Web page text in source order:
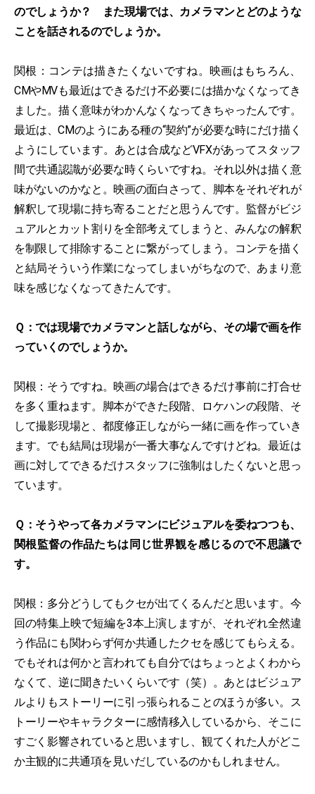
のでしょうか？ また現場では、カメラマンとどのような
ことを話されるのでしょうか。
関根：コンテは描きたくないですね。映画はもちろん、
CMやMVも最近はできるだけ不必要には描かなくなってき
ました。描く意味がわかんなくなってきちゃったんです。
最近は、CMのようにある種の“契約”が必要な時にだけ描く
ようにしています。あとは合成などVFXがあってスタッフ
間で共通認識が必要な時くらいですね。それ以外は描く意
味がないのかなと。映画の面白さって、脚本をそれぞれが
解釈して現場に持ち寄ることだと思うんです。監督がビジ
ュアルとカット割りを全部考えてしまうと、みんなの解釈
を制限して排除することに繋がってしまう。コンテを描く
と結局そういう作業になってしまいがちなので、あまり意
味を感じなくなってきたんです。
Ｑ：では現場でカメラマンと話しながら、その場で画を作
っていくのでしょうか。
関根：そうですね。映画の場合はできるだけ事前に打合せ
を多く重ねます。脚本ができた段階、ロケハンの段階、そ
して撮影現場と、都度修正しながら一緒に画を作っていき
ます。でも結局は現場が一番大事なんですけどね。最近は
画に対してできるだけスタッフに強制はしたくないと思っ
ています。
Ｑ：そうやって各カメラマンにビジュアルを委ねつつも、
関根監督の作品たちは同じ世界観を感じるので不思議で
す。
関根：多分どうしてもクセが出てくるんだと思います。今
回の特集上映で短編を3本上演しますが、それぞれ全然違
う作品にも関わらず何か共通したクセを感じてもらえる。
でもそれは何かと言われても自分ではちょっとよくわから
なくて、逆に聞きたいくらいです（笑）。あとはビジュア
ルよりもストーリーに引っ張られることのほうが多い。ス
トーリーやキャラクターに感情移入しているから、そこに
すごく影響されていると思いますし、観てくれた人がどこ
か主観的に共通項を見いだしているのかもしれません。